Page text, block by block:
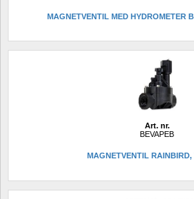
MAGNETVENTIL MED HYDROMETER
Art. nr.
BEVAPEB
MAGNETVENTIL RAINBIRD,